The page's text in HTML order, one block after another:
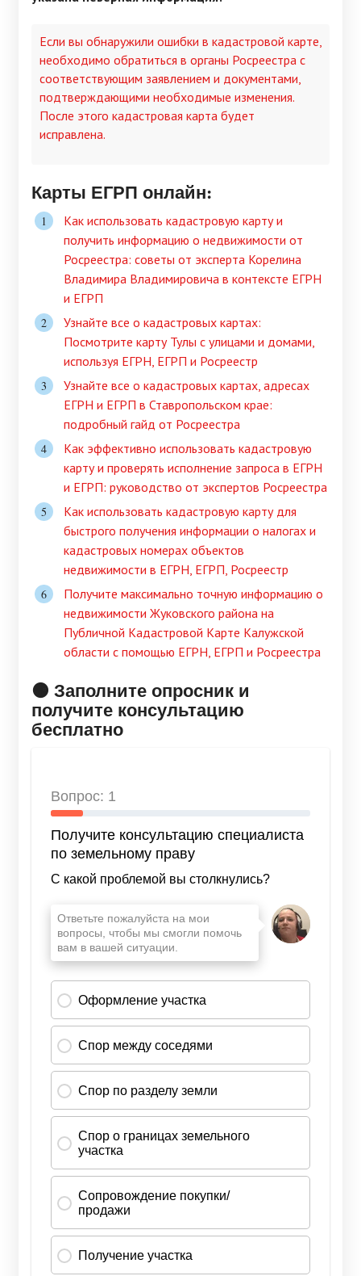
Если вы обнаружили ошибки в кадастровой карте,
необходимо обратиться в органы Росреестра с
соответствующим заявлением и документами,
подтверждающими необходимые изменения.
После этого кадастровая карта будет
исправлена.
Карты ЕГРП онлайн:
Как использовать кадастровую карту и
получить информацию о недвижимости от
Росреестра: советы от эксперта Корелина
Владимира Владимировича в контексте ЕГРН
и ЕГРП
Узнайте все о кадастровых картах:
Посмотрите карту Тулы с улицами и домами,
используя ЕГРН, ЕГРП и Росреестр
Узнайте все о кадастровых картах, адресах
ЕГРН и ЕГРП в Ставропольском крае:
подробный гайд от Росреестра
Как эффективно использовать кадастровую
карту и проверять исполнение запроса в ЕГРН
и ЕГРП: руководство от экспертов Росреестра
Как использовать кадастровую карту для
быстрого получения информации о налогах и
кадастровых номерах объектов
недвижимости в ЕГРН, ЕГРП, Росреестр
Получите максимально точную информацию о
недвижимости Жуковского района на
Публичной Кадастровой Карте Калужской
области с помощью ЕГРН, ЕГРП и Росреестра
🟠 Заполните опросник и
получите консультацию
бесплатно